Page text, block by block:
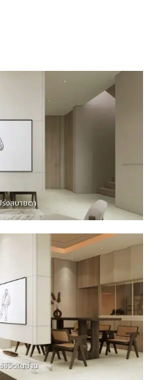
งสบายตา
ชีวิตในบ้าน